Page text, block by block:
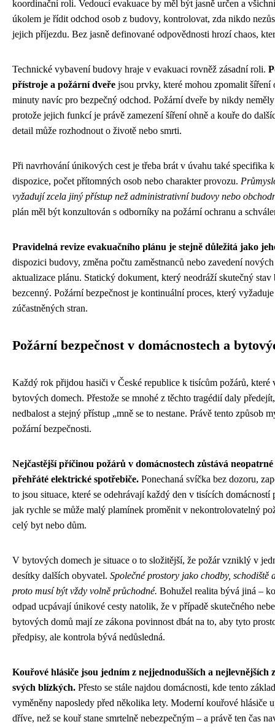
koordinační roli. Vedoucí evakuace by měl být jasně určen a
úkolem je řídit odchod osob z budovy, kontrolovat, zda nikdo
jejich příjezdu. Bez jasně definované odpovědnosti hrozí chaos,
Technické vybavení budovy hraje v evakuaci rovněž zásadní roli.
přístroje a požární dveře jsou prvky, které mohou zpomalit šíření
minuty navíc pro bezpečný odchod. Požární dveře by nikdy
protože jejich funkcí je právě zamezení šíření ohně a kouře do
detail může rozhodnout o životě nebo smrti.
Při navrhování únikových cest je třeba brát v úvahu také specifika
dispozice, počet přítomných osob nebo charakter provozu.
vyžadují zcela jiný přístup než administrativní budovy nebo
plán měl být konzultován s odborníky na požární ochranu a
Pravidelná revize evakuačního plánu je stejně důležitá jako
dispozici budovy, změna počtu zaměstnanců nebo zavedení
aktualizace plánu. Statický dokument, který neodráží skutečný
bezcenný. Požární bezpečnost je kontinuální proces, který
zúčastněných stran.
Požární bezpečnost v domácnostech a
Každý rok přijdou hasiči v České republice k tisícům požárů,
bytových domech. Přestože se mnohé z těchto tragédií daly
nedbalost a stejný přístup „mně se to nestane. Právě tento způsob
požární bezpečnosti.
Nejčastější příčinou požárů v domácnostech zůstává
přehřáté elektrické spotřebiče. Ponechaná svíčka bez dozoru,
to jsou situace, které se odehrávají každý den v tisících
jak rychle se může malý plamínek proměnit v nekontrolovatelný
celý byt nebo dům.
V bytových domech je situace o to složitější, že požár vzniklý v
desítky dalších obyvatel. Společné prostory jako chodby,
proto musí být vždy volně průchodné. Bohužel realita bývá jiná –
odpad ucpávají únikové cesty natolik, že v případě skutečného
bytových domů mají ze zákona povinnost dbát na to, aby tyto
předpisy, ale kontrola bývá nedůsledná.
Kouřové hlásiče jsou jedním z nejjednodušších a
svých blízkých. Přesto se stále najdou domácnosti, kde tento
vyměněny naposledy před několika lety. Moderní kouřové hlásiče
dříve, než se kouř stane smrtelně nebezpečným – a právě ten čas